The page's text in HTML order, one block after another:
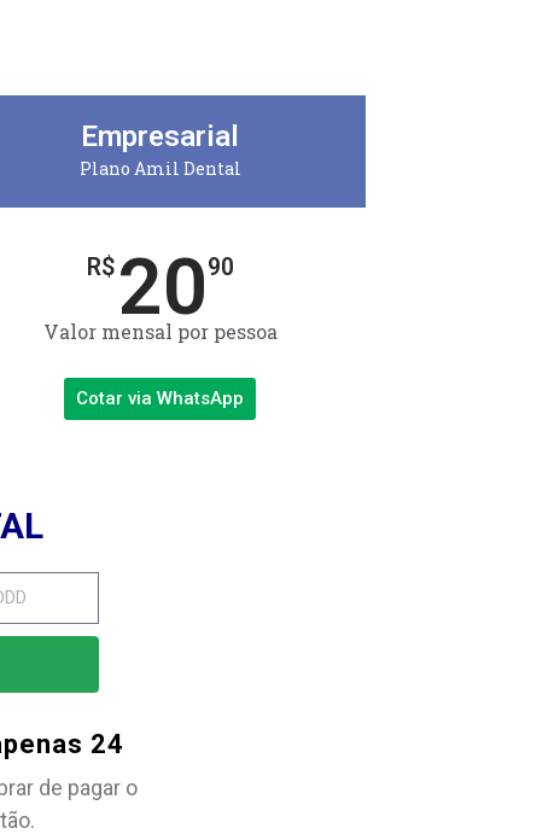
Empresarial
Plano Amil Dental
R$ 2090
Valor mensal por pessoa
Cotar via WhatsApp
24
de pagar o